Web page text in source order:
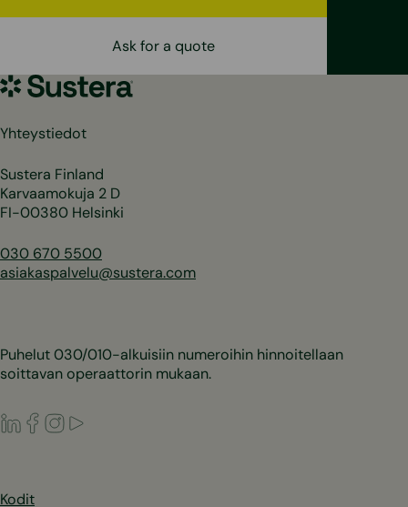
Ask for a quote
Sustera
Yhteystiedot
Sustera Finland
Karvaamokuja 2 D
FI-00380 Helsinki
030 670 5500
asiakaspalvelu@sustera.com
Puhelut 030/010-alkuisiin numeroihin hinnoitellaan
soittavan operaattorin mukaan.
LinkedIn
Facebook
Instagram
Kodit